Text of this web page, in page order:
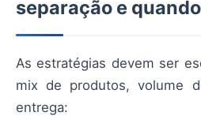
separação e
As estratégias devem ser
mix de produtos, volume
entrega: